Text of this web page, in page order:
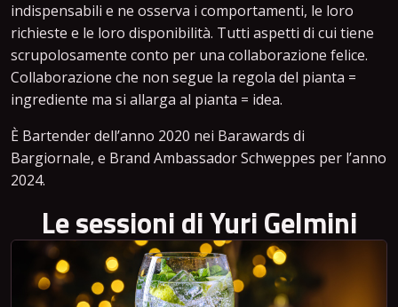
indispensabili e ne osserva i comportamenti, le loro
richieste e le loro disponibilità. Tutti aspetti di cui tiene
scrupolosamente conto per una collaborazione felice.
Collaborazione che non segue la regola del pianta =
ingrediente ma si allarga al pianta = idea.
È Bartender dell’anno 2020 nei Barawards di
Bargiornale, e Brand Ambassador Schweppes per l’anno
2024.
Le sessioni di Yuri Gelmini